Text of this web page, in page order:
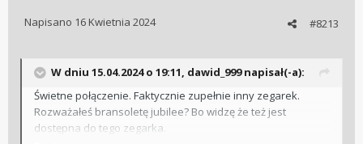
#8213
Napisano 16 Kwietnia 2024
W dniu 15.04.2024 o 19:11, dawid_999napisał(-a):
Świetne połączenie. Faktycznie zupełnie inny zegarek.
Rozważałeś bransoletę jubilee? Bo widzę że też jest
dostępna do tego zegarka.